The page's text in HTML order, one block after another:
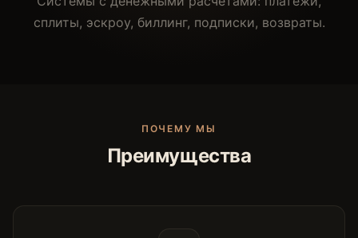
сплиты, эскроу, биллинг, подписки, возвраты.
ПОЧЕМУ МЫ
Преимущества